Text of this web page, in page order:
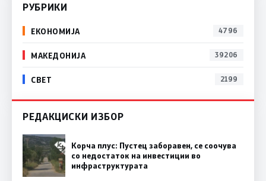
РУБРИКИ
ЕКОНОМИЈА 4796
МАКЕДОНИЈА 39206
СВЕТ 2199
РЕДАКЦИСКИ ИЗБОР
Корча плус: Пустец заборавен, се соочува
со недостаток на инвестиции во
инфраструктурата